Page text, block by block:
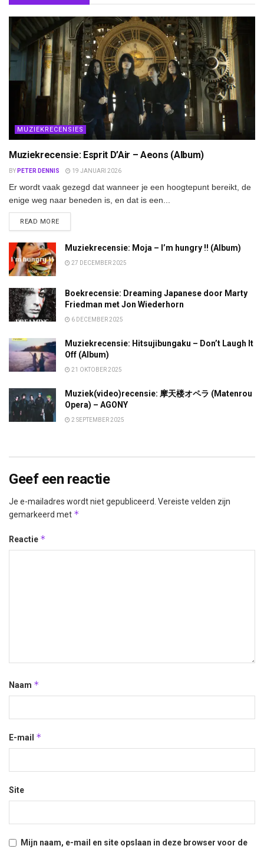
MUZIEKRECENSIES
Muziekrecensie: Esprit D’Air – Aeons (Album)
BY PETER DENNIS 19 JANUARI 2026
Er wordt vaak gezegd dat wanneer je een hoogtepunt bereikt, de
enige weg naar beneden is, en dat is een...
READ MOREDETAILS
Muziekrecensie: Moja – I’m hungry !! (Album)
27 DECEMBER 2025
Boekrecensie: Dreaming Japanese door Marty
Friedman met Jon Wiederhorn
6 DECEMBER 2025
Muziekrecensie: Hitsujibungaku – Don’t Laugh It
Off (Album)
21 OKTOBER 2025
Muziek(video)recensie: 摩天楼オペラ (Matenrou
Opera) – AGONY
2 SEPTEMBER 2025
Geef een reactie
Je e-mailadres wordt niet gepubliceerd. Vereiste velden zijn
gemarkeerd met *
Reactie *
Naam *
E-mail *
Site
Mijn naam, e-mail en site opslaan in deze browser voor de